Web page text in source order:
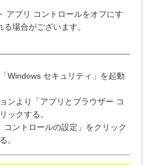
アプリ コントロールをオフにす
場合がございます。
Windows セキュリティ」を起動
ンより「アプリとブラウザー コ
ックする。
コントロールの設定」をクリック
。